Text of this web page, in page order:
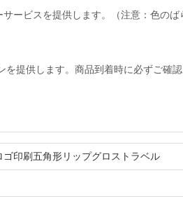
ービスを提供します。（注意：色のば
提供します。商品到着時に必ずご確
ゴ印刷五角形リップグロストラベル